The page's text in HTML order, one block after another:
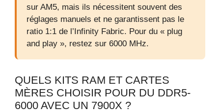
sur AM5, mais ils nécessitent souvent des
réglages manuels et ne garantissent pas le
ratio 1:1 de l’Infinity Fabric. Pour du « plug
and play », restez sur 6000 MHz.
QUELS KITS RAM ET CARTES
MÈRES CHOISIR POUR DU DDR5-
6000 AVEC UN 7900X ?